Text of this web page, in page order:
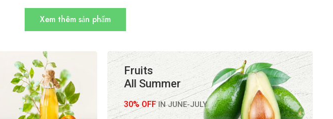
Xem thêm sản phẩm
Fruits
All Summer
30% OFFIN JUNE-JULY